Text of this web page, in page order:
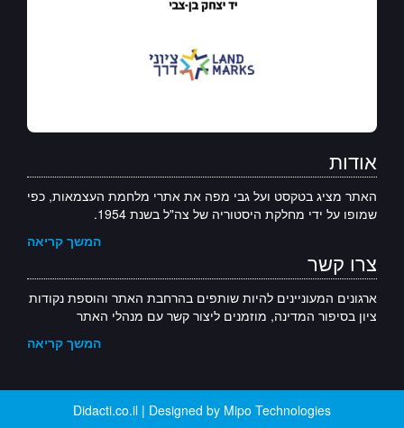
אודות
האתר מציג בטקסט ועל גבי מפה את אתרי מלחמת העצמאות, כפי
שמופו על ידי מחלקת היסטוריה של צה"ל בשנת 1954.
המשך קריאה
צרו קשר
ארגונים המעוניינים להיות שותפים בהרחבת האתר והוספת נקודות
ציון בסיפור המדינה, מוזמנים ליצור קשר עם מנהלי האתר
המשך קריאה
Didacti.co.il | Designed by Mipo Technologies